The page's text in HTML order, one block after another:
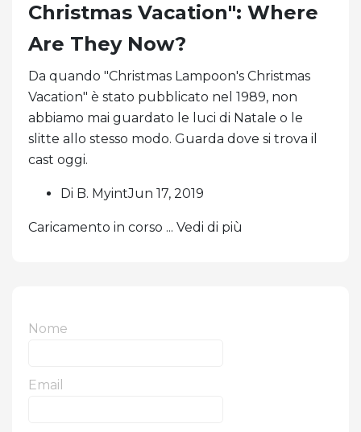
Christmas Vacation": Where
Are They Now?
Da quando "Christmas Lampoon's Christmas
Vacation" è stato pubblicato nel 1989, non
abbiamo mai guardato le luci di Natale o le
slitte allo stesso modo. Guarda dove si trova il
cast oggi.
Di B. MyintJun 17, 2019
Caricamento in corso ... Vedi di più
Nome
Email